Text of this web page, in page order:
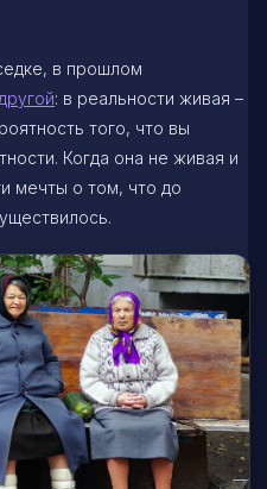
в прошлом
: в реальности живая –
того, что вы
Когда она не живая и
мечты о том, что до